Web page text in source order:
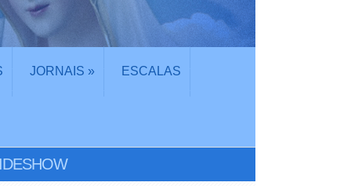
JORNAIS » ESCALAS